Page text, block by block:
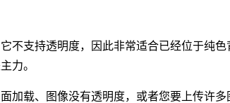
不支持透明度，因此非常适合已经位于纯
力。
加载、图像没有透明度，或者您要上传许多